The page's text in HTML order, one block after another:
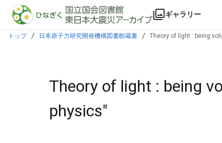
本文に飛ぶ
ギャラリー
トップ 日本原子力研究開発機構図書館蔵書 Theory of light : being
Theory of light : being
physics"